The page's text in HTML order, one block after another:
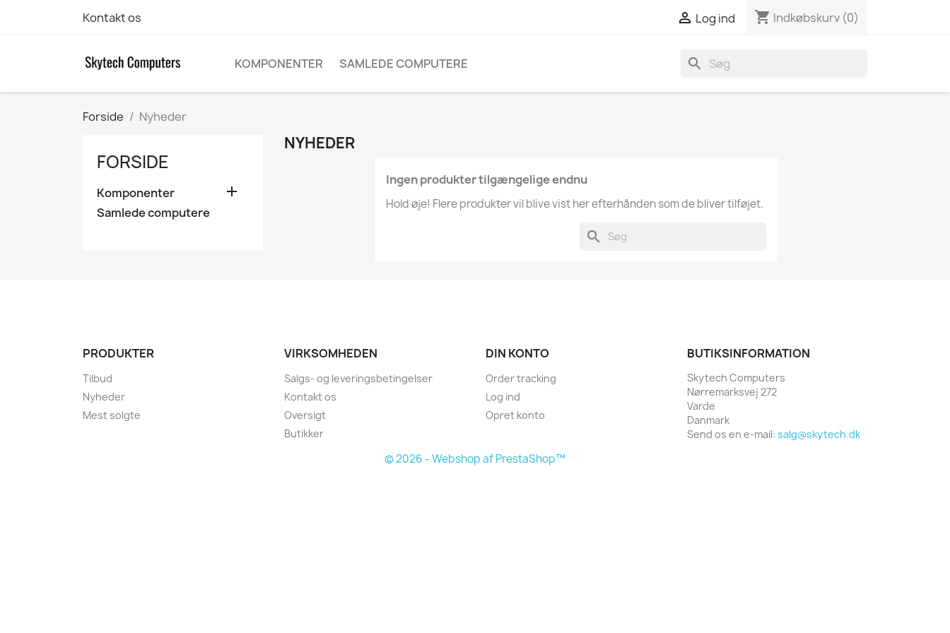
Kontakt os  Log ind shopping_cart Indkøbskurv (0)
KOMPONENTER SAMLEDE COMPUTERE search
Forside Nyheder
FORSIDE
Komponenter 
Samlede computere
NYHEDER
Ingen produkter tilgængelige endnu
Hold øje! Flere produkter vil blive vist her efterhånden som de bliver tilføjet.
search
PRODUKTER
Tilbud
Nyheder
Mest solgte
VIRKSOMHEDEN
Salgs- og leveringsbetingelser
Kontakt os
Oversigt
Butikker
DIN KONTO
Order tracking
Log ind
Opret konto
BUTIKSINFORMATION
Skytech Computers
Nørremarksvej 272
Varde
Danmark
Send os en e-mail: salg@skytech.dk
© 2026 - Webshop af PrestaShop™